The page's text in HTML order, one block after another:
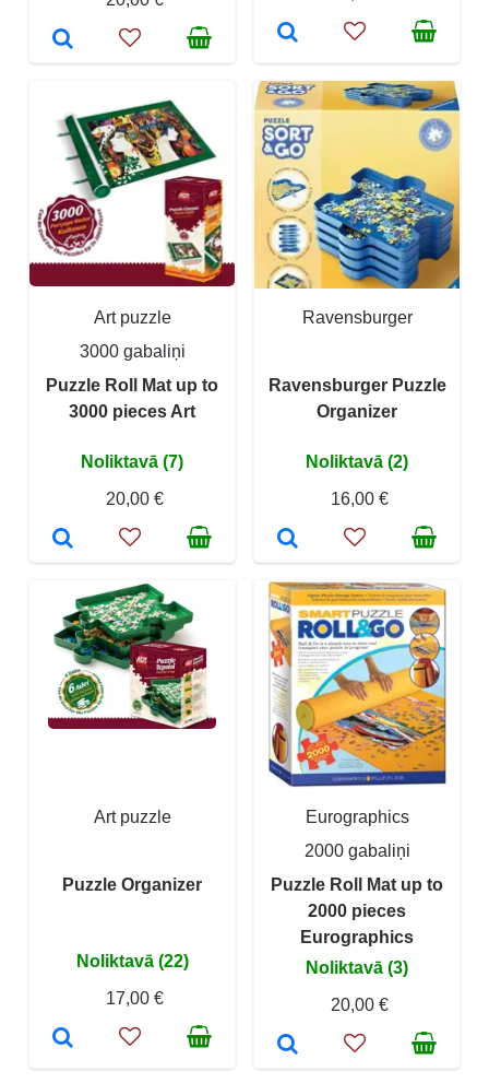
Art puzzle
3000 gabaliņi
Puzzle Roll Mat up to
3000 pieces Art
Noliktavā (7)
20,00 €
Ravensburger
Ravensburger Puzzle
Organizer
Noliktavā (2)
16,00 €
Art puzzle
Puzzle Organizer
Noliktavā (22)
17,00 €
Eurographics
2000 gabaliņi
Puzzle Roll Mat up to
2000 pieces
Eurographics
Noliktavā (3)
20,00 €